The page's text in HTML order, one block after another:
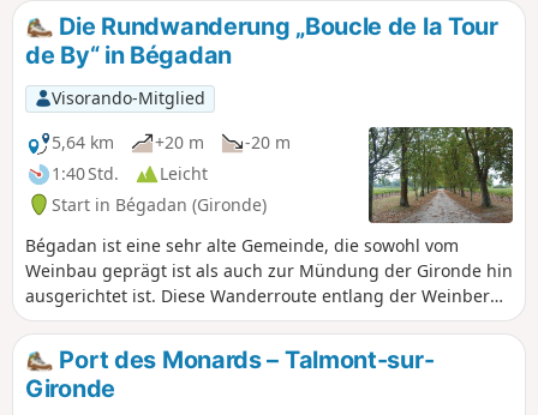
Naturgebiete. Auf dieser einfachen Strecke entdecken Sie
alle Facetten der Mündung: Häfen, Sümpfe, Weinberge und
historisches Erbe.
Die Rundwanderung „Boucle de la Tour
de By“ in Bégadan
Visorando-Mitglied
5,64 km
+20 m
-20 m
1:40 Std.
Leicht
Start in Bégadan (Gironde)
Bégadan ist eine sehr alte Gemeinde, die sowohl vom
Weinbau geprägt ist als auch zur Mündung der Gironde hin
ausgerichtet ist. Diese Wanderroute entlang der Weinberge
und der Mündung bietet Ihnen wunderschöne
Panoramablicke. Insbesondere wenn der Aufstieg zur
Spitze des Tour de By geöffnet ist, bietet er einen äußerst
interessanten 360°-Ausblick. Warnung: Bei Springfluten
Port des Monards – Talmont-sur-
Gironde